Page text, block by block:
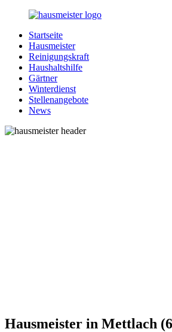
Zurück
Inhalt
Hausmeister.de
Alles
rund
Ihren
Haushalt
Startseite
Hausmeister
Reinigungskraft
Haushaltshilfe
Gärtner
Winterdienst
Stellenangebote
News
Hausmeister in Mettlach